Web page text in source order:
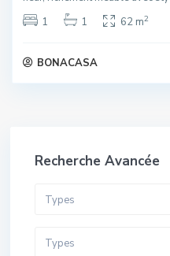
1
1 62 m2
BONACASA
Recherche Avancée
Types
Types